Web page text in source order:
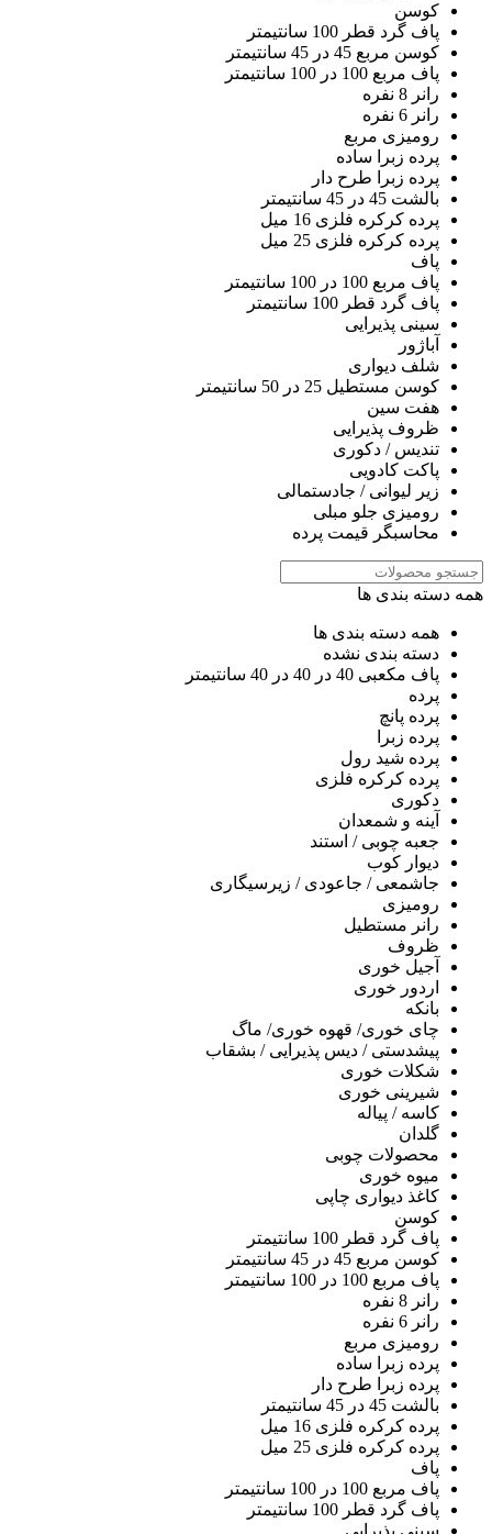
کوسن
پاف گرد قطر 100 سانتیمتر
کوسن مربع 45 در 45 سانتیمتر
پاف مربع 100 در 100 سانتیمتر
رانر 8 نفره
رانر 6 نفره
رومیزی مربع
پرده زبرا ساده
پرده زبرا طرح دار
بالشت 45 در 45 سانتیمتر
پرده کرکره فلزی 16 میل
پرده کرکره فلزی 25 میل
پاف
پاف مربع 100 در 100 سانتیمتر
پاف گرد قطر 100 سانتیمتر
سینی پذیرایی
آباژور
شلف دیواری
کوسن مستطیل 25 در 50 سانتیمتر
هفت سین
ظروف پذیرایی
تندیس / دکوری
پاکت کادویی
زیر لیوانی / جادستمالی
رومیزی جلو مبلی
محاسبگر قیمت پرده
همه دسته بندی ها
همه دسته بندی ها
دسته بندی نشده
پاف مکعبی 40 در 40 در 40 سانتیمتر
پرده
پرده پانچ
پرده زبرا
پرده شید رول
پرده کرکره فلزی
دکوری
آینه و شمعدان
جعبه چوبی / استند
دیوار کوب
جاشمعی / جاعودی / زیرسیگاری
رومیزی
رانر مستطیل
ظروف
آجیل خوری
اردور خوری
بانکه
چای خوری/ قهوه خوری/ ماگ
پیشدستی / دیس پذیرایی / بشقاب
شکلات خوری
شیرینی خوری
کاسه / پیاله
گلدان
محصولات چوبی
میوه خوری
کاغذ دیواری چاپی
کوسن
پاف گرد قطر 100 سانتیمتر
کوسن مربع 45 در 45 سانتیمتر
پاف مربع 100 در 100 سانتیمتر
رانر 8 نفره
رانر 6 نفره
رومیزی مربع
پرده زبرا ساده
پرده زبرا طرح دار
بالشت 45 در 45 سانتیمتر
پرده کرکره فلزی 16 میل
پرده کرکره فلزی 25 میل
پاف
پاف مربع 100 در 100 سانتیمتر
پاف گرد قطر 100 سانتیمتر
سینی پذیرایی